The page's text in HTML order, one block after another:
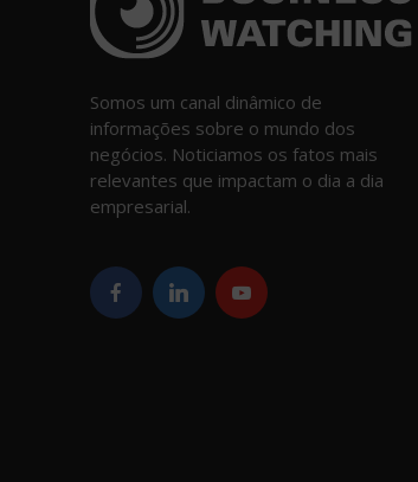
Somos um canal dinâmico de
informações sobre o mundo dos
negócios. Noticiamos os fatos mais
relevantes que impactam o dia a dia
empresarial.